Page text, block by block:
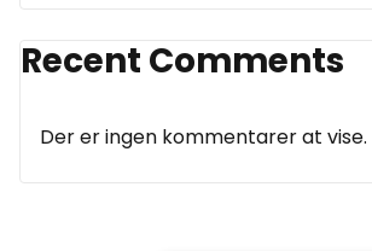
Recent Comments
Der er ingen kommentarer at vise.